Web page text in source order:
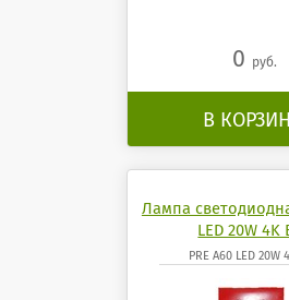
0 руб.
В
Лампа
LED 20W 4K
PRE A60 LED 20W